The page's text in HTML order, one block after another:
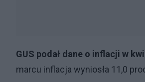
GUS podał dane o inflacji w
marcu inflacja wyniosła 11,0